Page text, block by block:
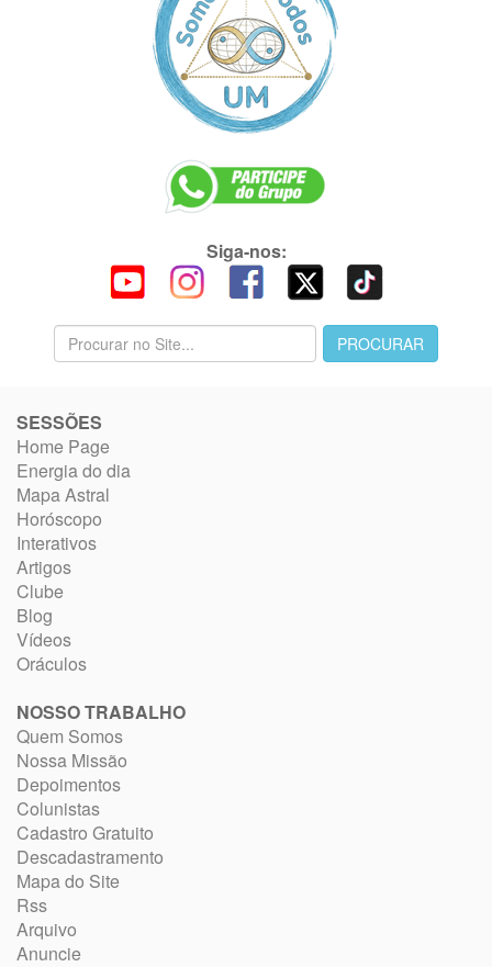
Siga-nos:
SESSÕES
Home Page
Energia do dia
Mapa Astral
Horóscopo
Interativos
Artigos
Clube
Blog
Vídeos
Oráculos
NOSSO TRABALHO
Quem Somos
Nossa Missão
Depoimentos
Colunistas
Cadastro Gratuito
Descadastramento
Mapa do Site
Rss
Arquivo
Anuncie